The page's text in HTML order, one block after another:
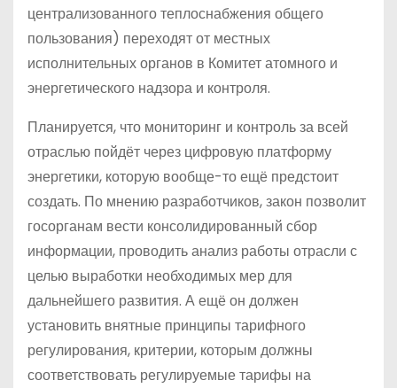
централизованного теплоснабжения общего
пользования) переходят от местных
исполнительных органов в Комитет атомного и
энергетического надзора и контроля.
Планируется, что мониторинг и контроль за всей
отраслью пойдёт через цифровую платформу
энергетики, которую вообще-то ещё предстоит
создать. По мнению разработчиков, закон позволит
госорганам вести консолидированный сбор
информации, проводить анализ работы отрасли с
целью выработки необходимых мер для
дальнейшего развития. А ещё он должен
установить внятные принципы тарифного
регулирования, критерии, которым должны
соответствовать регулируемые тарифы на